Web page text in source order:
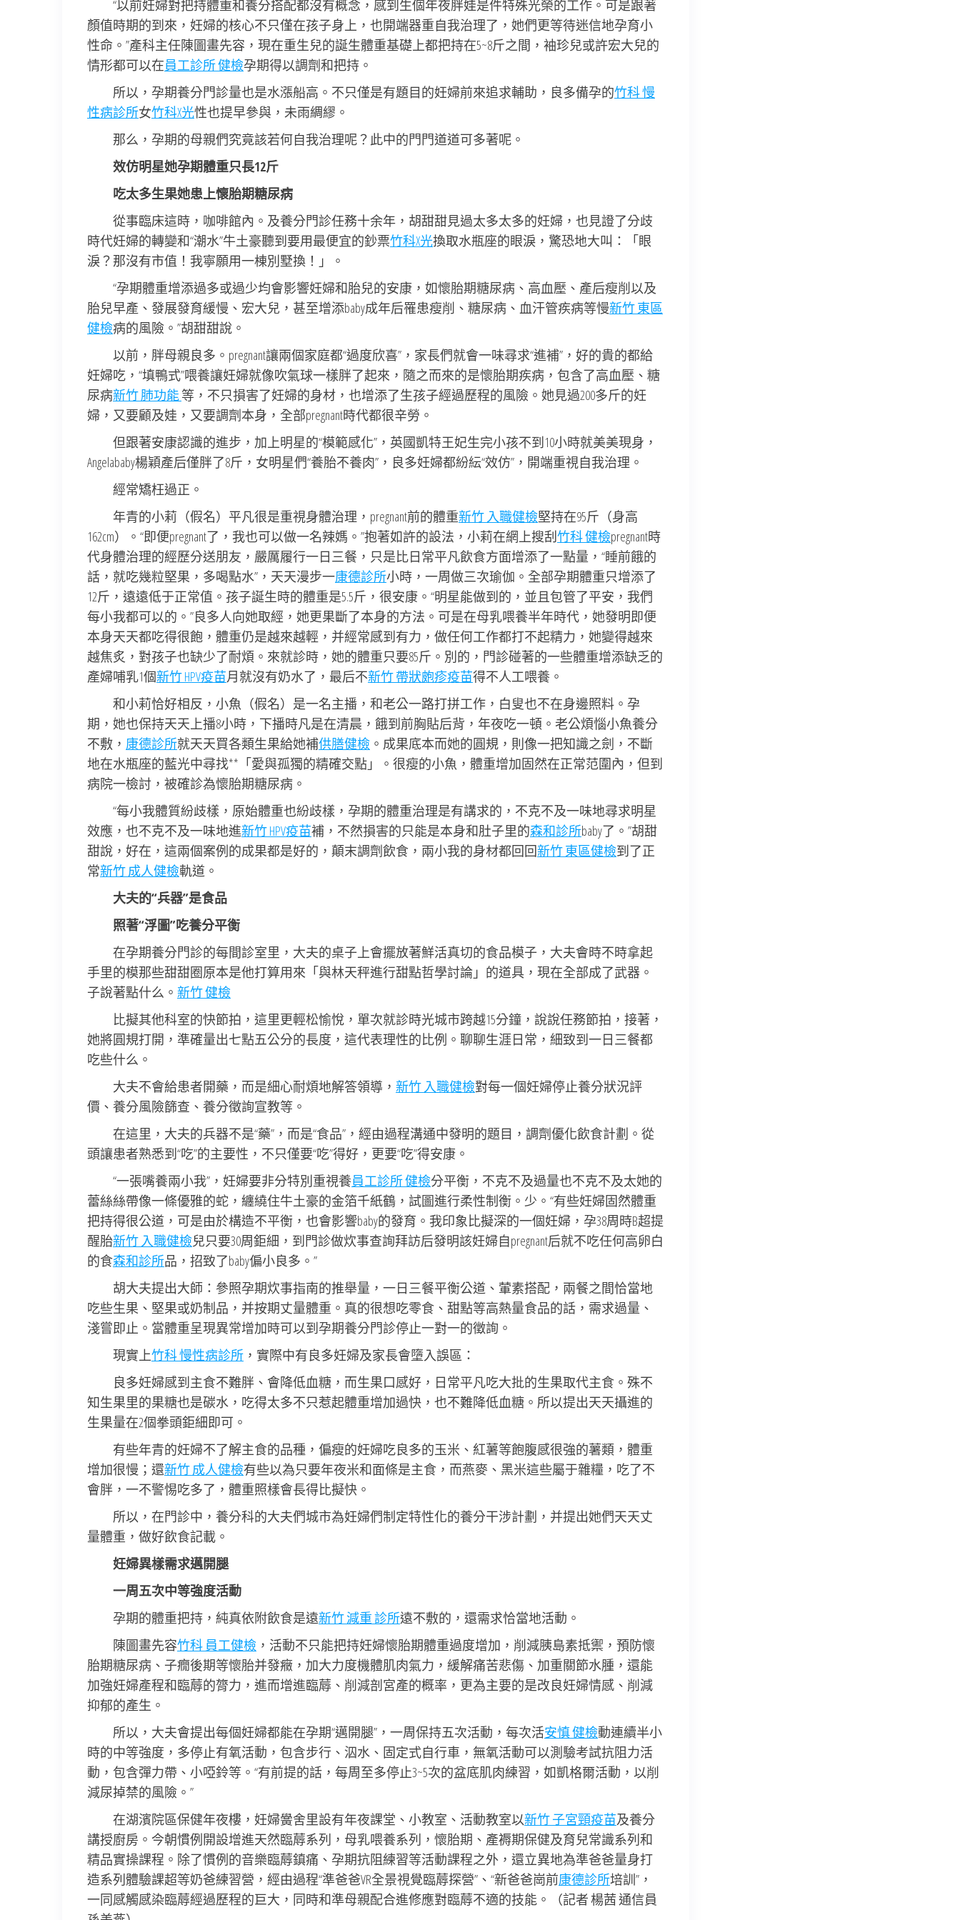
“以前妊婦對把持體重和養分搭配都沒有概念，感到生個年夜胖娃是件特殊光榮的工作。可是跟著
顏值時期的到來，妊婦的核心不只僅在孩子身上，也開端器重自我治理了，她們更等待迷信地孕育小
性命。”產科主任陳圖畫先容，現在重生兒的誕生體重基礎上都把持在5~8斤之間，袖珍兒或許宏大兒的
情形都可以在員工診所 健檢孕期得以調劑和把持。
所以，孕期養分門診量也是水漲船高。不只僅是有題目的妊婦前來追求輔助，良多備孕的竹科 慢
性病診所女竹科X光性也提早參與，未雨綢繆。
那么，孕期的母親們究竟該若何自我治理呢？此中的門門道道可多著呢。
效仿明星她孕期體重只長12斤
吃太多生果她患上懷胎期糖尿病
從事臨床這時，咖啡館內。及養分門診任務十余年，胡甜甜見過太多太多的妊婦，也見證了分歧
時代妊婦的轉變和“潮水”牛土豪聽到要用最便宜的鈔票竹科X光換取水瓶座的眼淚，驚恐地大叫：「眼
淚？那沒有市值！我寧願用一棟別墅換！」。
“孕期體重增添過多或過少均會影響妊婦和胎兒的安康，如懷胎期糖尿病、高血壓、產后瘦削以及
胎兒早產、發展發育緩慢、宏大兒，甚至增添baby成年后罹患瘦削、糖尿病、血汗管疾病等慢新竹 東區
健檢病的風險。”胡甜甜說。
以前，胖母親良多。pregnant讓兩個家庭都“過度欣喜”，家長們就會一味尋求“進補”，好的貴的都給
妊婦吃，“填鴨式”喂養讓妊婦就像吹氣球一樣胖了起來，隨之而來的是懷胎期疾病，包含了高血壓、糖
尿病新竹 肺功能等，不只損害了妊婦的身材，也增添了生孩子經過歷程的風險。她見過200多斤的妊
婦，又要顧及娃，又要調劑本身，全部pregnant時代都很辛勞。
但跟著安康認識的進步，加上明星的“模範感化”，英國凱特王妃生完小孩不到10小時就美美現身，
Angelababy楊穎產后僅胖了8斤，女明星們“養胎不養肉”，良多妊婦都紛紜“效仿”，開端重視自我治理。
經常矯枉過正。
年青的小莉（假名）平凡很是重視身體治理，pregnant前的體重新竹 入職健檢堅持在95斤（身高
162cm）。“即便pregnant了，我也可以做一名辣媽。”抱著如許的設法，小莉在網上搜刮竹科 健檢pregnant時
代身體治理的經歷分送朋友，嚴厲履行一日三餐，只是比日常平凡飲食方面增添了一點量，“睡前餓的
話，就吃幾粒堅果，多喝點水”，天天漫步一康德診所小時，一周做三次瑜伽。全部孕期體重只增添了
12斤，遠遠低于正常值。孩子誕生時的體重是5.5斤，很安康。“明星能做到的，並且包管了平安，我們
每小我都可以的。”良多人向她取經，她更果斷了本身的方法。可是在母乳喂養半年時代，她發明即便
本身天天都吃得很飽，體重仍是越來越輕，并經常感到有力，做任何工作都打不起精力，她變得越來
越焦炙，對孩子也缺少了耐煩。來就診時，她的體重只要85斤。別的，門診碰著的一些體重增添缺乏的
產婦哺乳1個新竹 HPV疫苗月就沒有奶水了，最后不新竹 帶狀皰疹疫苗得不人工喂養。
和小莉恰好相反，小魚（假名）是一名主播，和老公一路打拼工作，白叟也不在身邊照料。孕
期，她也保持天天上播8小時，下播時凡是在清晨，餓到前胸貼后背，年夜吃一頓。老公煩惱小魚養分
不敷， 康德診所就天天買各類生果給她補供膳健檢 。成果底本而她的圓規，則像一把知識之劍，不斷
地在水瓶座的藍光中尋找**「愛與孤獨的精確交點」。很瘦的小魚，體重增加固然在正常范圍內，但到
病院一檢討，被確診為懷胎期糖尿病。
“每小我體質紛歧樣，原始體重也紛歧樣，孕期的體重治理是有講求的，不克不及一味地尋求明星
效應，也不克不及一味地進新竹 HPV疫苗補，不然損害的只能是本身和肚子里的森和診所baby了。”胡甜
甜說，好在，這兩個案例的成果都是好的，顛末調劑飲食，兩小我的身材都回回新竹 東區健檢到了正
常新竹 成人健檢軌道。
大夫的“兵器”是食品
照著“浮圖”吃養分平衡
在孕期養分門診的每間診室里，大夫的桌子上會擺放著鮮活真切的食品模子，大夫會時不時拿起
手里的模那些甜甜圈原本是他打算用來「與林天秤進行甜點哲學討論」的道具，現在全部成了武器。
子說著點什么。 新竹 健檢
比擬其他科室的快節拍，這里更輕松愉悅，單次就診時光城市跨越15分鐘，說說任務節拍，接著，
她將圓規打開，準確量出七點五公分的長度，這代表理性的比例。聊聊生涯日常，細致到一日三餐都
吃些什么。
大夫不會給患者開藥，而是細心耐煩地解答領導， 新竹 入職健檢對每一個妊婦停止養分狀況評
價、養分風險篩查、養分徵詢宣教等。
在這里，大夫的兵器不是“藥”，而是“食品”，經由過程溝通中發明的題目，調劑優化飲食計劃。從
頭讓患者熟悉到“吃”的主要性，不只僅要“吃”得好，更要“吃”得安康。
“一張嘴養兩小我”，妊婦要非分特別重視養員工診所 健檢分平衡，不克不及過量也不克不及太她的
蕾絲絲帶像一條優雅的蛇，纏繞住牛土豪的金箔千紙鶴，試圖進行柔性制衡。少。“有些妊婦固然體重
把持得很公道，可是由於構造不平衡，也會影響baby的發育。我印象比擬深的一個妊婦，孕38周時B超提
醒胎新竹 入職健檢兒只要30周鉅細，到門診做炊事查詢拜訪后發明該妊婦自pregnant后就不吃任何高卵白
的食森和診所品，招致了baby偏小良多。”
胡大夫提出大師：參照孕期炊事指南的推舉量，一日三餐平衡公道、葷素搭配，兩餐之間恰當地
吃些生果、堅果或奶制品，并按期丈量體重。真的很想吃零食、甜點等高熱量食品的話，需求過量、
淺嘗即止。當體重呈現異常增加時可以到孕期養分門診停止一對一的徵詢。
現實上竹科 慢性病診所 ，實際中有良多妊婦及家長會墮入誤區：
良多妊婦感到主食不難胖、會降低血糖，而生果口感好，日常平凡吃大批的生果取代主食。殊不
知生果里的果糖也是碳水，吃得太多不只惹起體重增加過快，也不難降低血糖。所以提出天天攝進的
生果量在2個拳頭鉅細即可。
有些年青的妊婦不了解主食的品種，偏瘦的妊婦吃良多的玉米、紅薯等飽腹感很強的薯類，體重
增加很慢；還新竹 成人健檢有些以為只要年夜米和面條是主食，而燕麥、黑米這些屬于雜糧，吃了不
會胖，一不警惕吃多了，體重照樣會長得比擬快。
所以，在門診中，養分科的大夫們城市為妊婦們制定特性化的養分干涉計劃，并提出她們天天丈
量體重，做好飲食記載。
妊婦異樣需求邁開腿
一周五次中等強度活動
孕期的體重把持，純真依附飲食是遠新竹 減重 診所遠不敷的，還需求恰當地活動。
陳圖畫先容竹科 員工健檢 ，活動不只能把持妊婦懷胎期體重過度增加，削減胰島素抵禦，預防懷
胎期糖尿病、子癇後期等懷胎并發癥，加大力度機體肌肉氣力，緩解痛苦悲傷、加重關節水腫，還能
加強妊婦產程和臨蓐的膂力，進而增進臨蓐、削減剖宮產的概率，更為主要的是改良妊婦情感、削減
抑郁的產生。
所以，大夫會提出每個妊婦都能在孕期“邁開腿”，一周保持五次活動，每次活安慎 健檢動連續半小
時的中等強度，多停止有氧活動，包含步行、泅水、固定式自行車，無氧活動可以測驗考試抗阻力活
動，包含彈力帶、小啞鈴等。“有前提的話，每周至多停止3~5次的盆底肌肉練習，如凱格爾活動，以削
減尿掉禁的風險。”
在湖濱院區保健年夜樓，妊婦黌舍里設有年夜課堂、小教室、活動教室以新竹 子宮頸疫苗及養分
講授廚房。今朝慣例開設增進天然臨蓐系列，母乳喂養系列，懷胎期、產褥期保健及育兒常識系列和
精品實操課程。除了慣例的音樂臨蓐鎮痛、孕期抗阻練習等活動課程之外，還立異地為準爸爸量身打
造系列體驗課超等奶爸練習營，經由過程“準爸爸VR全景視覺臨蓐探營”、“新爸爸崗前康德診所培訓”，
一同感觸感染臨蓐經過歷程的巨大，同時和準母親配合進修應對臨蓐不適的技能。（記者 楊茜 通信員